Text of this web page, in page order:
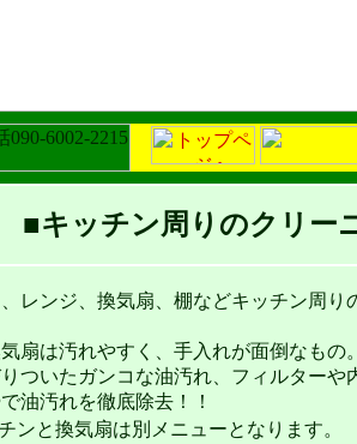
■キッチン周りのクリー
レンジ、換気扇、棚などキッチン周り
扇は汚れやすく、手入れが面倒なもの
ついたガンコな油汚れ、フィルターや
油汚れを徹底除去！！
ンと換気扇は別メニューとなります。